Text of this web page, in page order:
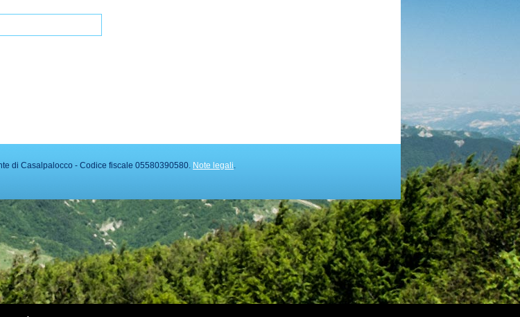
di Casalpalocco - Codice fiscale 05580390580. Note legali